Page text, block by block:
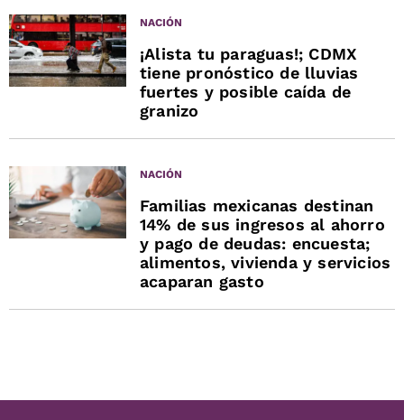
NACIÓN
¡Alista tu paraguas!; CDMX
tiene pronóstico de lluvias
fuertes y posible caída de
granizo
NACIÓN
Familias mexicanas destinan
14% de sus ingresos al ahorro
y pago de deudas: encuesta;
alimentos, vivienda y servicios
acaparan gasto